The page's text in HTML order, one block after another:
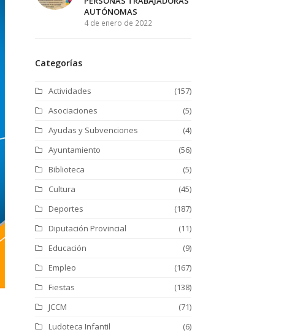
AUTÓNOMAS
4 de enero de 2022
Categorías
Actividades
(157)
Asociaciones
(5)
Ayudas y Subvenciones
(4)
Ayuntamiento
(56)
Biblioteca
(5)
Cultura
(45)
Deportes
(187)
Diputación Provincial
(11)
Educación
(9)
Empleo
(167)
Fiestas
(138)
JCCM
(71)
Ludoteca Infantil
(6)